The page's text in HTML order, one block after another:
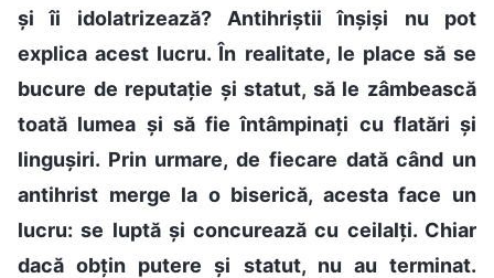
și îi idolatrizează? Antihriștii înșiși nu pot
explica acest lucru. În realitate, le place să se
bucure de reputație și statut, să le zâmbească
toată lumea și să fie întâmpinați cu flatări și
lingușiri. Prin urmare, de fiecare dată când un
antihrist merge la o biserică, acesta face un
lucru: se luptă și concurează cu ceilalți. Chiar
dacă obțin putere și statut, nu au terminat.